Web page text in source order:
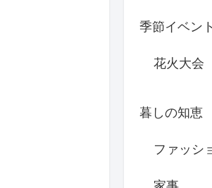
季節イベント
花火大会
暮しの知恵
ファッシ